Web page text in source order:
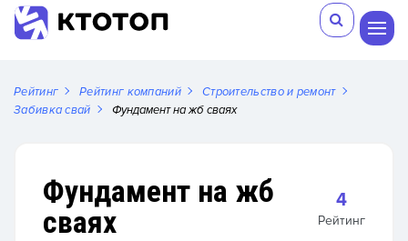
Рейтинг Рейтинг компаний
Строительство и ремонт
Забивка свай
Фундамент на жб сваях
Фундамент на жб
сваях
4
Рейтинг